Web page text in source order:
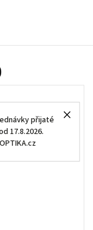
přijaté
17.8.2026.